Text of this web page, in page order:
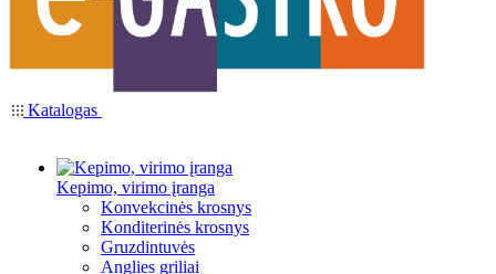
Katalogas
Kepimo, virimo įranga
Konvekcinės krosnys
Konditerinės krosnys
Gruzdintuvės
Anglies griliai